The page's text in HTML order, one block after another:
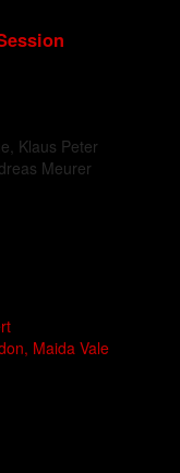
Klaus Peter
Meurer
Maida Vale